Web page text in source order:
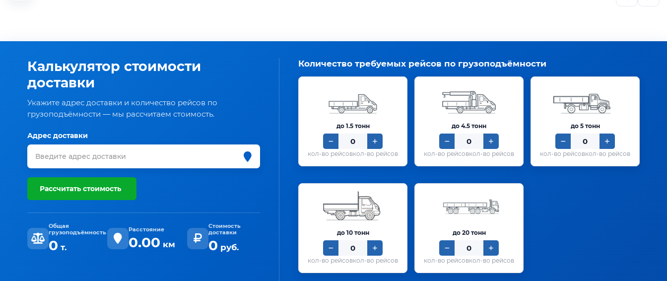
Калькулятор стоимости
доставки
Укажите адрес доставки и количество рейсов по
грузоподъёмности — мы рассчитаем стоимость.
Адрес доставки
Рассчитать стоимость
Общая
грузоподъёмность
0 т.
Расстояние
0.00 км
Стоимость
доставки
0 руб.
Количество требуемых рейсов по грузоподъёмности
до 1.5 тонн
кол-во рейсов
до 4.5 тонн
кол-во рейсов
до 5 тонн
кол-во рейсов
до 10 тонн
кол-во рейсов
до 20 тонн
кол-во рейсов